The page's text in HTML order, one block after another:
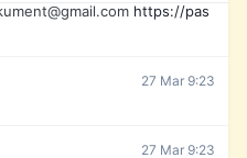
https://pas
27 Mar 9:23
27 Mar 9:23